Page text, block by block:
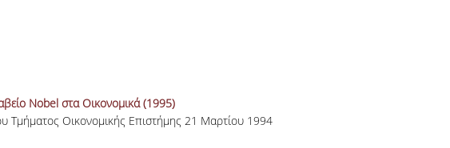
Nobel στα Οικονομικά (1995)
Τμήματος Οικονομικής Επιστήμης 21 Μαρτίου 1994